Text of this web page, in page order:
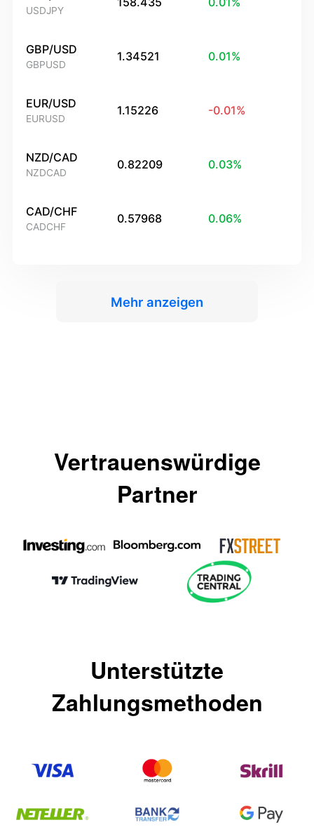
USDJPY
GBP/USD
GBPUSD
1.34521 0.01%
EUR/USD
EURUSD
1.15226 -0.01%
NZD/CAD
NZDCAD
0.82209 0.03%
CAD/CHF
CADCHF
0.57968 0.06%
Mehr anzeigen
Vertrauenswürdige
Partner
Unterstützte
Zahlungsmethoden